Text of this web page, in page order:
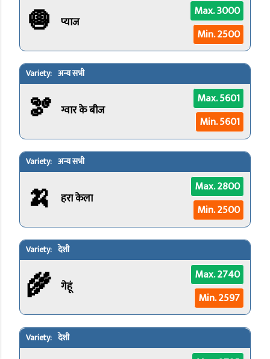
🧅 प्याज
Max. 3000
Min. 2500
अन्य सभी
🫘 ग्वार के बीज
Max. 5601
Min. 5601
अन्य सभी
🍌 हरा केला
Max. 2800
Min. 2500
देशी
🌾 गेहूं
Max. 2740
Min. 2597
देशी